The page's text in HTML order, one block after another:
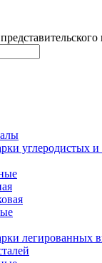
углеродистых
легированных